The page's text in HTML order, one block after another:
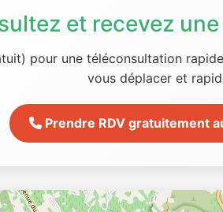
et recevez
pour une téléconsultation
vous déplacer et
Prendre RDV gratuitement